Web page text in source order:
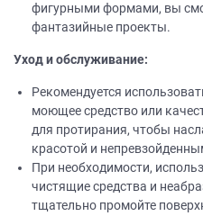
фигурными формами, вы
фантазийные проекты.
Уход и обслуживание:
Рекомендуется
моющее средство или
для протирания, чтобы
красотой и
При необходимости,
чистящие средства и
тщательно промойте